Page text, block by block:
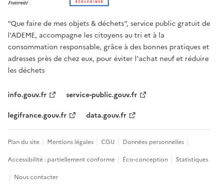
"Que faire de mes objets & déchets", service public gratuit de
l'ADEME, accompagne les citoyens au tri et à la
consommation responsable, grâce à des bonnes pratiques et
adresses près de chez eux, pour éviter l'achat neuf et réduire
les déchets
info.gouv.fr
service-public.gouv.fr
legifrance.gouv.fr
data.gouv.fr
Plan du site Mentions légales CGU
Données personnelles
Accessibilité : partiellement conforme
Éco-conception
Statistiques
Nous contacter